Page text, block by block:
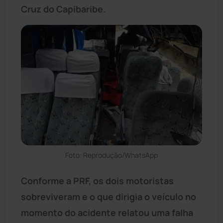
Cruz do Capibaribe.
Foto: Reprodução/WhatsApp
Conforme a PRF, os dois motoristas
sobreviveram e o que dirigia o veículo no
momento do acidente relatou uma falha